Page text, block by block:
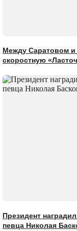
Между Саратовом и
скоростную
Президент
певца Николая